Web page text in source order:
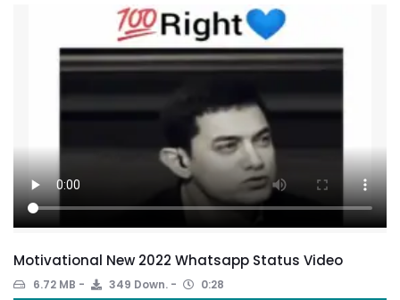
Motivational New 2022 Whatsapp Status Video
6.72 MB 349 Down. 0:28